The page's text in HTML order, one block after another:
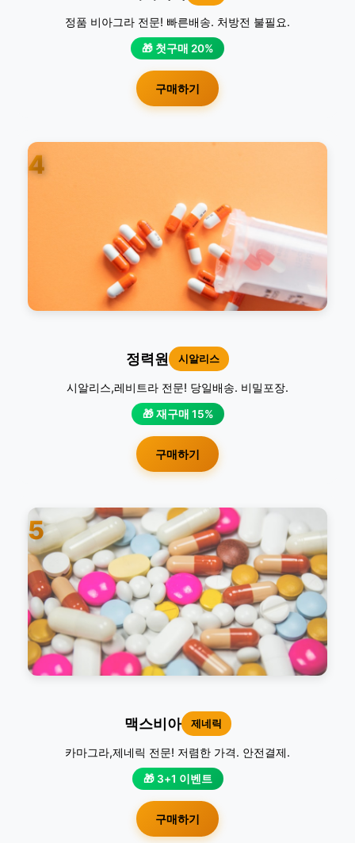
정품 비아그라 전문! 빠른배송. 처방전 불필요.
🎁 첫구매 20%
구매하기
4
정력원 시알리스
시알리스,레비트라 전문! 당일배송. 비밀포장.
🎁 재구매 15%
구매하기
5
맥스비아 제네릭
카마그라,제네릭 전문! 저렴한 가격. 안전결제.
🎁 3+1 이벤트
구매하기